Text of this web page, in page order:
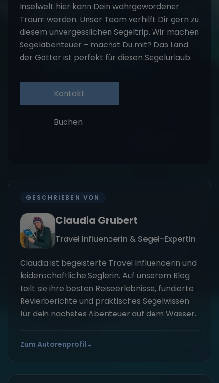
Inselwelt hier kann Dein wahrgewordener
Traum werden. Unser Team verhilft Dir gern zu
diesem unvergesslichen Segeltrip. Wir machen
Segelabenteuer – machst Du mit? Das Land
der Götter ist perfekt für diesen Segelurlaub.
Kontakt
Buchen
GESCHRIEBEN VON
Claudia Grubert
Travel Influencerin & Segel-Expertin
Claudia ist begeisterte Travel Influencerin und
leidenschaftliche Seglerin. Auf unserem Blog
teilt sie ihre besten Reiseerlebnisse, fundierte
Revierberichte und praktisches Segelwissen
für dein nächstes Abenteuer auf dem Wasser.
Zum Autorenprofil →